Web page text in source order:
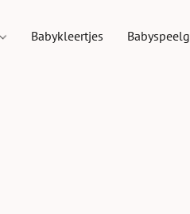
Babykleertjes